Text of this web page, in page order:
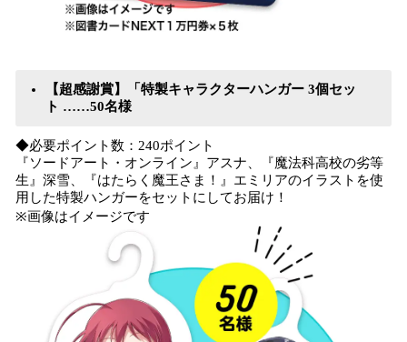
【超感謝賞】「特製キャラクターハンガー 3個セッ
ト ……50名様
◆必要ポイント数：240ポイント
『ソードアート・オンライン』アスナ、『魔法科高校の劣等
生』深雪、『はたらく魔王さま！』エミリアのイラストを使
用した特製ハンガーをセットにしてお届け！
※画像はイメージです